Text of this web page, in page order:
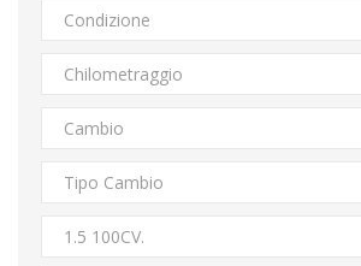
Condizione
Chilometraggio
Cambio
Tipo Cambio
1.5 100CV.